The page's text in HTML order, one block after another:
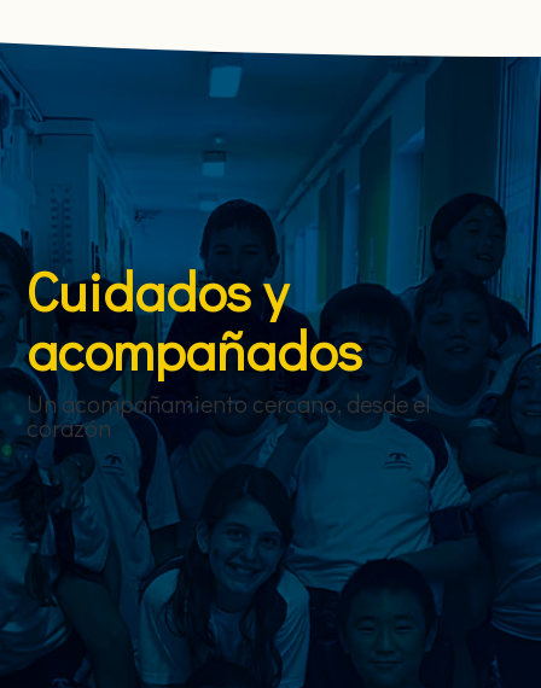
Cuidados y
acompañados
Un acompañamiento cercano, desde el
corazón
En nuestro centro, los educadores y las educadoras
están presentes en cada momento, ofreciendo un
apoyo cercano que hace que nuestro alumnado se
sienta como en casa.
Asimismo, acompañamos a cada alumno/a en la
elección de su camino, ya sea hacia nuevos estudios
o hacia su primera experiencia laboral.